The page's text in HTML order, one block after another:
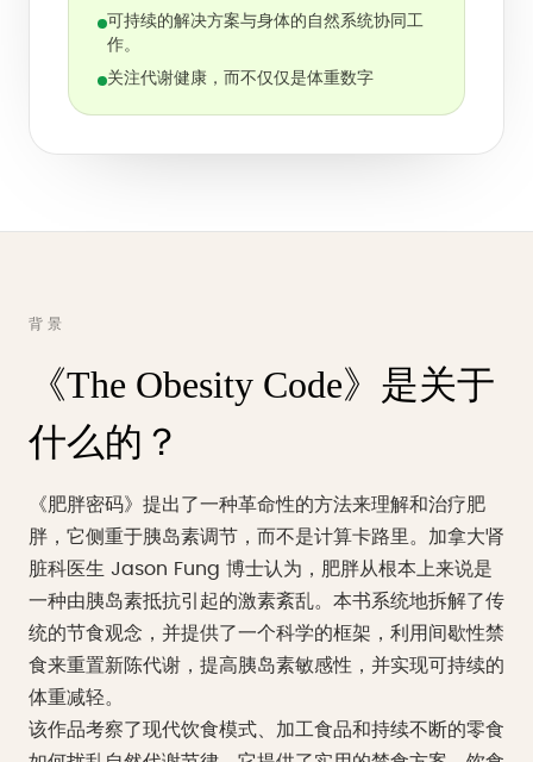
可持续的解决方案与身体的自然系统协同工
作。
关注代谢健康，而不仅仅是体重数字
背景
《The Obesity Code》是关于
什么的？
《肥胖密码》提出了一种革命性的方法来理解和治疗肥
胖，它侧重于胰岛素调节，而不是计算卡路里。加拿大肾
脏科医生 Jason Fung 博士认为，肥胖从根本上来说是
一种由胰岛素抵抗引起的激素紊乱。本书系统地拆解了传
统的节食观念，并提供了一个科学的框架，利用间歇性禁
食来重置新陈代谢，提高胰岛素敏感性，并实现可持续的
体重减轻。
该作品考察了现代饮食模式、加工食品和持续不断的零食